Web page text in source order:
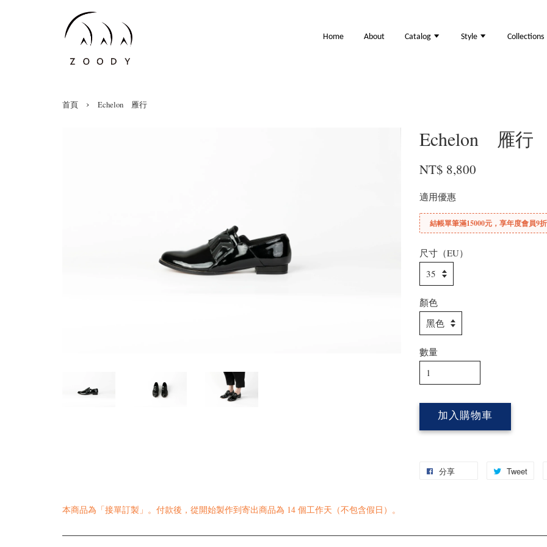
Home About Catalog Style Collections
首頁 › Echelon 雁行
Echelon 雁行
NT$ 8,800
適用優惠
結帳單筆滿15000元，享年度會員9
尺寸（EU）
顏色
數量
加入購物車
分享 Tweet
本商品為「接單訂製」。付款後，從開始製作到寄出商品為 14 個工作天（不包含假日）。